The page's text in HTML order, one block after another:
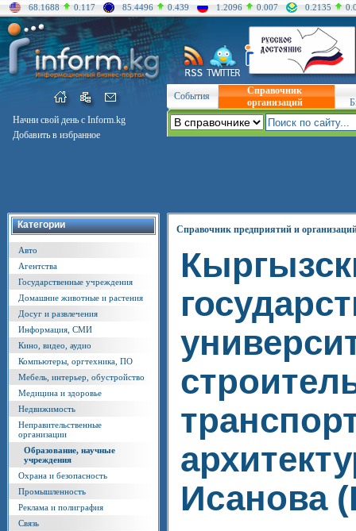
68.1688 0.117 85.4496 0.439 1.2096 0.007 0.2135
Начни свой день с Inform.kg
Добавить в избранное
События
Справочник
организаций
Категории
Авто
Агентства
Государственные учреждения
Домашние животные и растения
Досуг и развлечения
Информация, СМИ
Кино, видео, аудио
Компьютеры, оргтехника, ПО
Мебель, интерьер, обустройство
Медицина и здоровье
Недвижимость
Неправительственные
организации
Образование, научные
учреждения
Охрана и безопасность
Промышленность
Реклама и полиграфия
Связь
Справочник предприятий и
Исанова